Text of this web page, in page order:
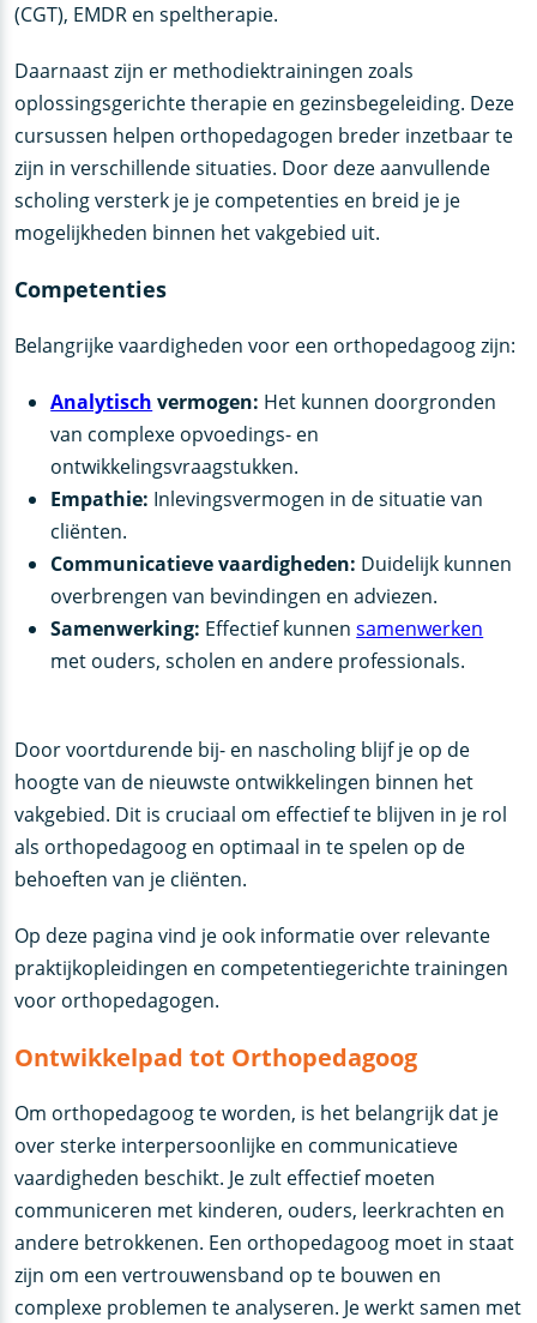
(CGT), EMDR en speltherapie.
Daarnaast zijn er methodiektrainingen zoals
oplossingsgerichte therapie en gezinsbegeleiding. Deze
cursussen helpen orthopedagogen breder inzetbaar te
zijn in verschillende situaties. Door deze aanvullende
scholing versterk je je competenties en breid je je
mogelijkheden binnen het vakgebied uit.
Competenties
Belangrijke vaardigheden voor een orthopedagoog zijn:
Analytisch vermogen: Het kunnen doorgronden
van complexe opvoedings- en
ontwikkelingsvraagstukken.
Empathie: Inlevingsvermogen in de situatie van
cliënten.
Communicatieve vaardigheden: Duidelijk kunnen
overbrengen van bevindingen en adviezen.
Samenwerking: Effectief kunnensamenwerken
met ouders, scholen en andere professionals.
Door voortdurende bij- en nascholing blijf je op de
hoogte van de nieuwste ontwikkelingen binnen het
vakgebied. Dit is cruciaal om effectief te blijven in je rol
als orthopedagoog en optimaal in te spelen op de
behoeften van je cliënten.
Op deze pagina vind je ook informatie over relevante
praktijkopleidingen en competentiegerichte trainingen
voor orthopedagogen.
Ontwikkelpad tot Orthopedagoog
Om orthopedagoog te worden, is het belangrijk dat je
over sterke interpersoonlijke en communicatieve
vaardigheden beschikt. Je zult effectief moeten
communiceren met kinderen, ouders, leerkrachten en
andere betrokkenen. Een orthopedagoog moet in staat
zijn om een vertrouwensband op te bouwen en
complexe problemen te analyseren. Je werkt samen met